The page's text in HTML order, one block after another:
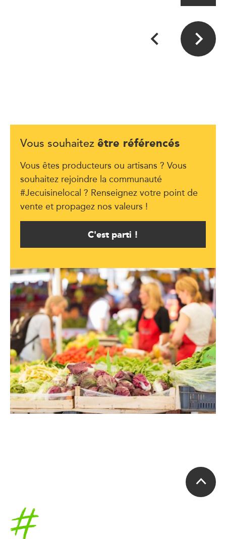
Vous souhaitez être référencés
Vous êtes producteurs ou artisans ? Vous
souhaitez rejoindre la communauté
#Jecuisinelocal ? Renseignez votre point de
vente et propagez nos valeurs !
C'est parti !
Accueil